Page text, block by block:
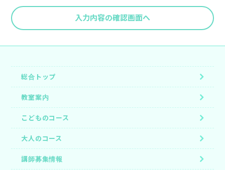
入力内容の確認画面へ
総合トップ
教室案内
こどものコース
大人のコース
講師募集情報